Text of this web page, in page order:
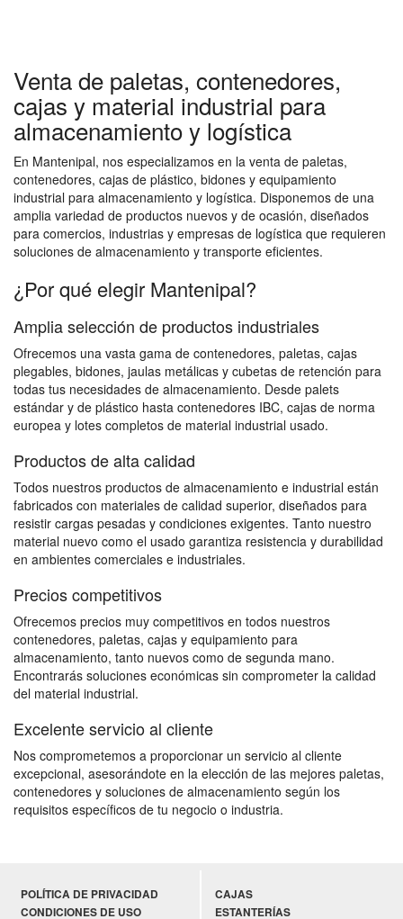
Venta de paletas, contenedores,
cajas y material industrial para
almacenamiento y logística
En Mantenipal, nos especializamos en la venta de paletas,
contenedores, cajas de plástico, bidones y equipamiento
industrial para almacenamiento y logística. Disponemos de una
amplia variedad de productos nuevos y de ocasión, diseñados
para comercios, industrias y empresas de logística que requieren
soluciones de almacenamiento y transporte eficientes.
¿Por qué elegir Mantenipal?
Amplia selección de productos industriales
Ofrecemos una vasta gama de contenedores, paletas, cajas
plegables, bidones, jaulas metálicas y cubetas de retención para
todas tus necesidades de almacenamiento. Desde palets
estándar y de plástico hasta contenedores IBC, cajas de norma
europea y lotes completos de material industrial usado.
Productos de alta calidad
Todos nuestros productos de almacenamiento e industrial están
fabricados con materiales de calidad superior, diseñados para
resistir cargas pesadas y condiciones exigentes. Tanto nuestro
material nuevo como el usado garantiza resistencia y durabilidad
en ambientes comerciales e industriales.
Precios competitivos
Ofrecemos precios muy competitivos en todos nuestros
contenedores, paletas, cajas y equipamiento para
almacenamiento, tanto nuevos como de segunda mano.
Encontrarás soluciones económicas sin comprometer la calidad
del material industrial.
Excelente servicio al cliente
Nos comprometemos a proporcionar un servicio al cliente
excepcional, asesorándote en la elección de las mejores paletas,
contenedores y soluciones de almacenamiento según los
requisitos específicos de tu negocio o industria.
POLÍTICA DE PRIVACIDAD
CONDICIONES DE USO
CAJAS
ESTANTERÍAS